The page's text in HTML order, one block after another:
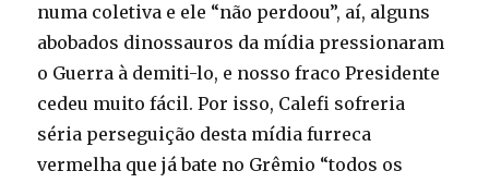
numa coletiva e ele “não perdoou”, aí, alguns
abobados dinossauros da mídia pressionaram
o Guerra à demiti-lo, e nosso fraco Presidente
cedeu muito fácil. Por isso, Calefi sofreria
séria perseguição desta mídia furreca
vermelha que já bate no Grêmio “todos os